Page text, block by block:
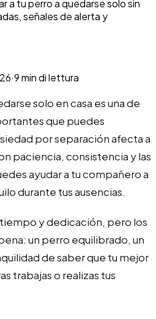
a tu perro a quedarse solo sin
señales de alerta y
·9min di lettura
solo en casa es una de
que puedes
por separación afecta a
paciencia, consistencia y las
ayudar a tu compañero a
durante tus ausencias.
y dedicación, pero los
un perro equilibrado, un
de saber que tu mejor
trabajas o realizas tus